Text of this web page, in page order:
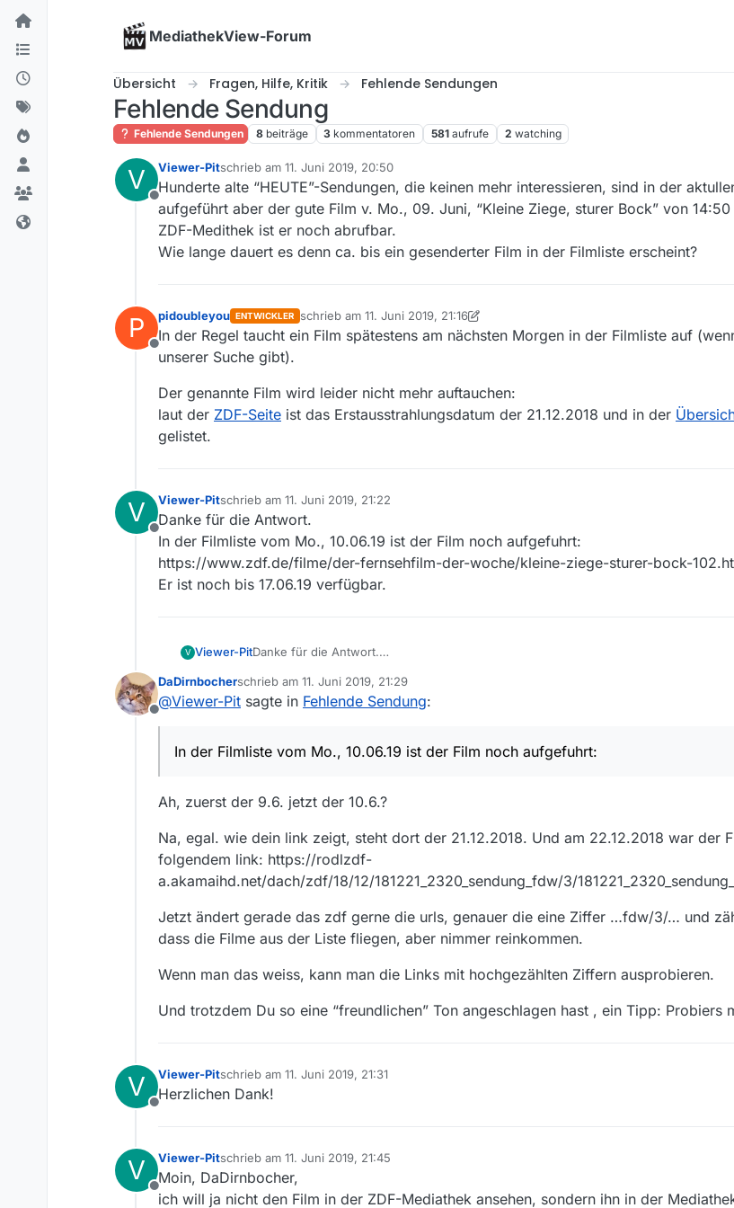
Skip to content
MediathekView-Forum
Übersicht Fragen, Hilfe, Kritik Fehlende Sendungen
Fehlende Sendung
Fehlende Sendungen 8 beiträge 3 kommentatoren 581 aufrufe 2 watching
V
Offline
Viewer-Pitschrieb am 11. Juni 2019, 20:50
zuletzt editiert von
Hunderte alte “HEUTE”-Sendungen, die keinen mehr interessieren, sind in der
aufgeführt aber der gute Film v. Mo., 09. Juni, “Kleine Ziege, sturer Bock” von
ZDF-Medithek ist er noch abrufbar.
Wie lange dauert es denn ca. bis ein gesenderter Film in der Filmliste erscheint?
P
Offline
pidoubleyou ENTWICKLER schrieb am 11. Juni 2019, 21:16
zuletzt editiert von pidoubleyou6. Nov. 2019, 23:18
In der Regel taucht ein Film spätestens am nächsten Morgen in der Filmliste auf
unserer Suche gibt).
Der genannte Film wird leider nicht mehr auftauchen:
laut der ZDF-Seite ist das Erstausstrahlungsdatum der 21.12.2018 und in der
gelistet.
V
Offline
Viewer-Pitschrieb am 11. Juni 2019, 21:22
zuletzt editiert von
Danke für die Antwort.
In der Filmliste vom Mo., 10.06.19 ist der Film noch aufgefuhrt:
https://www.zdf.de/filme/der-fernsehfilm-der-woche/kleine-ziege-sturer-bock-
Er ist noch bis 17.06.19 verfügbar.
V Viewer-PitDanke für die Antwort.
https://www.zdf.de/filme/der-fernsehfilm-der-woche/kleine-ziege-sturer-bock-
Er ist noch bis 17.06.19 verfügbar.
Offline
DaDirnbocherschrieb am 11. Juni 2019, 21:29
zuletzt editiert von
@Viewer-Pit sagte in Fehlende Sendung:
In der Filmliste vom Mo., 10.06.19 ist der Film noch aufgefuhrt:
Ah, zuerst der 9.6. jetzt der 10.6.?
Na, egal. wie dein link zeigt, steht dort der 21.12.2018. Und am 22.12.2018 war der
folgendem link: https://rodlzdf-
a.akamaihd.net/dach/zdf/18/12/181221_2320_sendung_fdw/3/
Jetzt ändert gerade das zdf gerne die urls, genauer die eine Ziffer …fdw/3/… und
dass die Filme aus der Liste fliegen, aber nimmer reinkommen.
Wenn man das weiss, kann man die Links mit hochgezählten Ziffern ausprobieren.
Und trotzdem Du so eine “freundlichen” Ton angeschlagen hast , ein Tipp: Probiers
V
Offline
Viewer-Pitschrieb am 11. Juni 2019, 21:31
zuletzt editiert von
Herzlichen Dank!
V
Offline
Viewer-Pitschrieb am 11. Juni 2019, 21:45
zuletzt editiert von
Moin, DaDirnbocher,
ich will ja nicht den Film in der ZDF-Mediathek ansehen, sondern ihn in der